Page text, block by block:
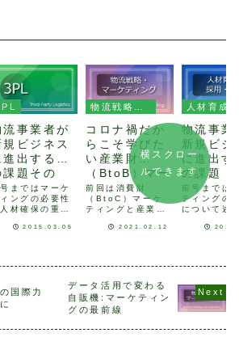
流事業者が
規ビジネス
進出する際
課題その
：3PLはマ
ケティング
略として始
った
まではマーケ
ングの必要性
材確保の重要
たが、最終号の
による
下のように定
されています。
2015.03.05
コロナ禍だか
らこそ学びた
い産業財
（BtoB）マー
ケティング2
「産業財
（BtoB）市場
の特徴とは」
前回は消費財
（BtoC）マーケ
ティングと産業財
ティングのGAPに
市場の特徴を中心
にお伝えいたしま
す。マーケティン
グとは本題に入る
2021.02.12
物流事業
新規ビジ
に進出す
の課題：
3 人材
前号までは
ティングの
について述
スを進める
提供地域を
ことや、取
量の増加に
ってアセッ
横スクロー
ルできます
国際力
データ活用で変わる
自販機:マーケティン
グの最前線